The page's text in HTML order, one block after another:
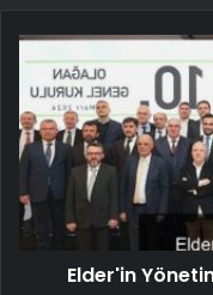
Elder'in